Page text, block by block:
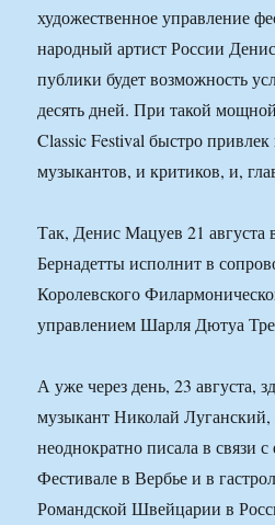
художественное управление
народный артист России
публики будет возможность
десять дней. При такой
Classic Festival быстро
музыкантов, и критиков, и,
Так, Денис Мацуев 21 августа
Бернадетты исполнит в
Королевского
управлением Шарля Дютуа
А уже через день, 23 августа,
музыкант Николай Луганский,
неоднократно писала в связи с
Фестивале в Вербье и в
Романдской Швейцарии в